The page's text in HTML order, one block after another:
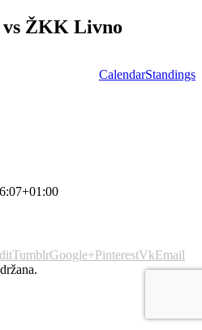
ŽKK Livno
CalendarStandings
TumblrGoogle+PinterestVkEmail